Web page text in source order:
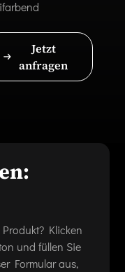
Jetzt
anfragen
Klicken
und füllen Sie
Formular aus,